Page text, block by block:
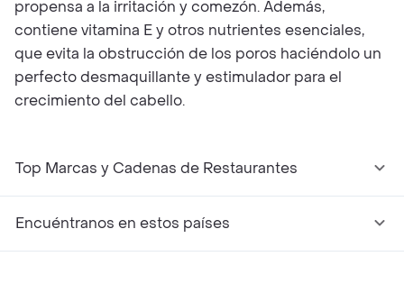
propensa a la irritación y comezón. Además,
contiene vitamina E y otros nutrientes esenciales,
que evita la obstrucción de los poros haciéndolo un
perfecto desmaquillante y estimulador para el
crecimiento del cabello.
Top Marcas y Cadenas de Restaurantes
Encuéntranos en estos países